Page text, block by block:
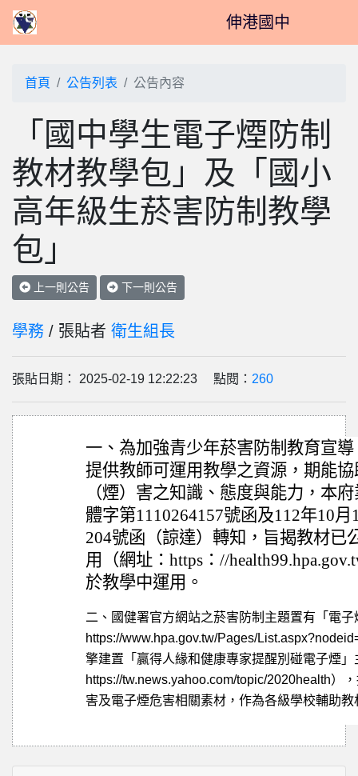
伸港國中
首頁 公告列表 公告內容
「國中學生電子煙防制
教材教學包」及「國小
高年級生菸害防制教學
包」
上一則公告 下一則公告
學務 / 張貼者 衛生組長
張貼日期： 2025-02-19 12:22:23 點閱： 260
一、為加強青少年菸害防制教育宣
提供教師可運用教學之資源，期能
（煙）害之知識、態度與能力，本
體字第1110264157號函及112年10
204號函（諒達）轉知，旨揭教材已
用（網址：https：//
於教學中運用。
二、國健署官方網站之菸害防制主題置有「電
https://www.hpa.gov.tw/Pages/
擎建置「贏得人緣和健康專家提醒別碰電子煙
https://tw.news.yahoo.com/topic/2020health）
害及電子煙危害相關素材，作為各級學校輔助